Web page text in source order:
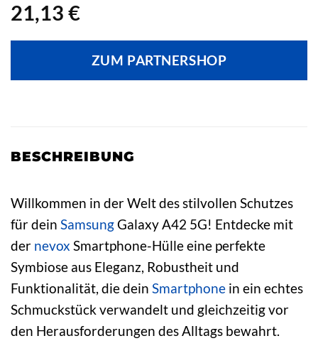
21,13 €
ZUM PARTNERSHOP
BESCHREIBUNG
Willkommen in der Welt des stilvollen Schutzes
für dein SamsungGalaxy A42 5G! Entdecke mit
der nevox Smartphone-Hülle eine perfekte
Symbiose aus Eleganz, Robustheit und
Funktionalität, die dein Smartphone in ein echtes
Schmuckstück verwandelt und gleichzeitig vor
den Herausforderungen des Alltags bewahrt.